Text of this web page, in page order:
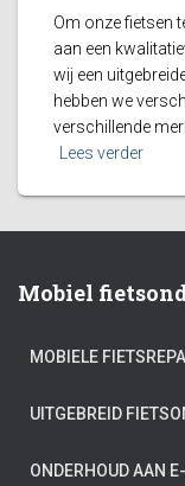
Om onze fietsen
aan een
wij een
hebben we
verschillende
Lees verder
Mobiel
MOBIELE
UITGEBREID
ONDERHOUD AAN